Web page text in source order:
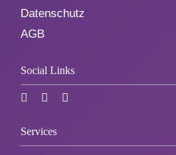
Datenschutz
AGB
Social Links
Services